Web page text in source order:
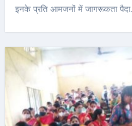
इनके प्रति आमजनों में जागरूकता